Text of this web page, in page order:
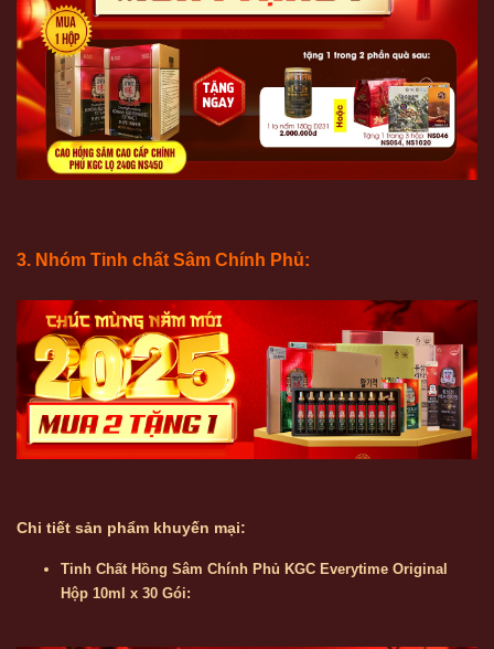
3. Nhóm Tinh chất Sâm Chính Phủ:
Chi tiết sản phẩm khuyến mại:
Tinh Chất Hồng Sâm Chính Phủ KGC Everytime Original
Hộp 10ml x 30 Gói: